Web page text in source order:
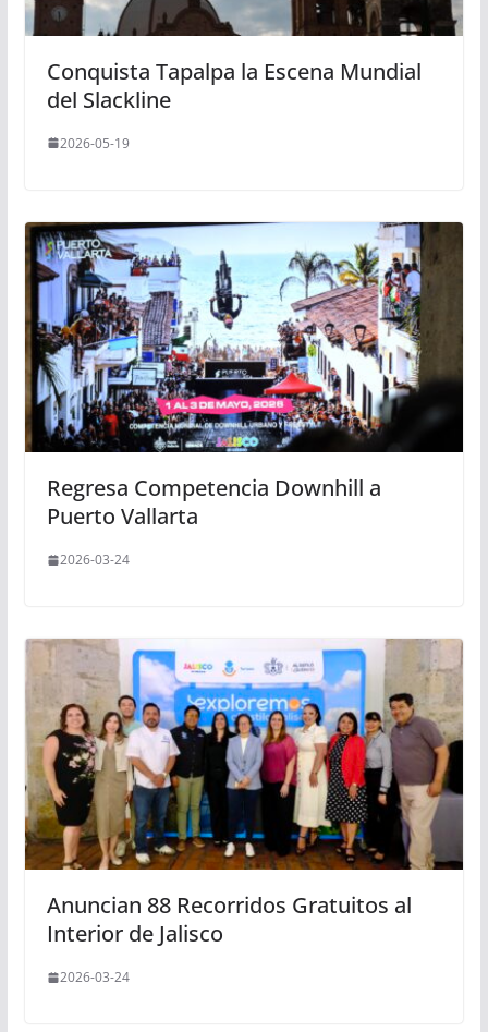
Conquista Tapalpa la Escena Mundial
del Slackline
2026-05-19
Regresa Competencia Downhill a
Puerto Vallarta
2026-03-24
Anuncian 88 Recorridos Gratuitos al
Interior de Jalisco
2026-03-24